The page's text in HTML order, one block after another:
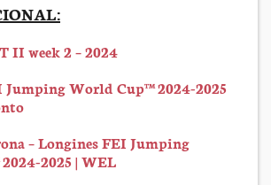
II week 2 – 2024
Jumping World Cup™ 2024-2025
– Longines FEI Jumping
2025 | WEL